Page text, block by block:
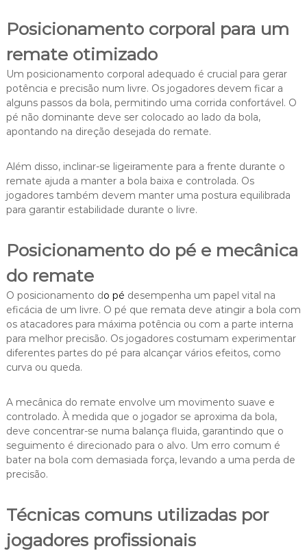
Posicionamento corporal para um
remate otimizado
Um posicionamento corporal adequado é crucial para gerar
potência e precisão num livre. Os jogadores devem ficar a
alguns passos da bola, permitindo uma corrida confortável. O
pé não dominante deve ser colocado ao lado da bola,
apontando na direção desejada do remate.
Além disso, inclinar-se ligeiramente para a frente durante o
remate ajuda a manter a bola baixa e controlada. Os
jogadores também devem manter uma postura equilibrada
para garantir estabilidade durante o livre.
Posicionamento do pé e mecânica
do remate
O posicionamento do pé desempenha um papel vital na
eficácia de um livre. O pé que remata deve atingir a bola com
os atacadores para máxima potência ou com a parte interna
para melhor precisão. Os jogadores costumam experimentar
diferentes partes do pé para alcançar vários efeitos, como
curva ou queda.
A mecânica do remate envolve um movimento suave e
controlado. À medida que o jogador se aproxima da bola,
deve concentrar-se numa balança fluida, garantindo que o
seguimento é direcionado para o alvo. Um erro comum é
bater na bola com demasiada força, levando a uma perda de
precisão.
Técnicas comuns utilizadas por
jogadores profissionais